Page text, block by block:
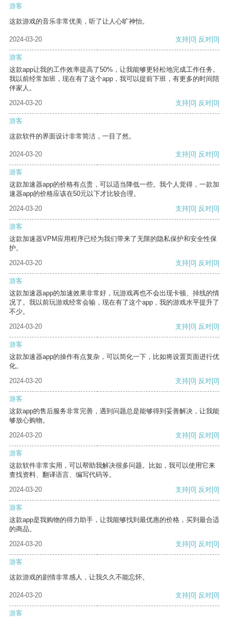
游客
这款游戏的音乐非常优美，听了让人心旷神怡。
2024-03-20 支持[0] 反对[0]
游客
这款app让我的工作效率提高了50%，让我能够更轻松地完成工作任务。
我以前经常加班，现在有了这个app，我可以提前下班，有更多的时间陪
伴家人。
2024-03-20
支持[0] 反对[0]
游客
这款软件的界面设计非常简洁，一目了然。
2024-03-20 支持[0] 反对[0]
游客
这款加速器app的价格有点贵，可以适当降低一些。我个人觉得，一款加
速器app的价格应该在50元以下才比较合理。
2024-03-20
支持[0] 反对[0]
游客
这款加速器VPM应用程序已经为我们带来了无限的隐私保护和安全性保
护。
2024-03-20
支持[0] 反对[0]
游客
这款加速器app的加速效果非常好，玩游戏再也不会出现卡顿、掉线的情
况了。我以前玩游戏经常会输，现在有了这个app，我的游戏水平提升了
不少。
2024-03-20
支持[0] 反对[0]
游客
这款加速器app的操作有点复杂，可以简化一下，比如将设置页面进行优
化。
2024-03-20
支持[0] 反对[0]
游客
这款app的售后服务非常完善，遇到问题总是能够得到妥善解决，让我能
够放心购物。
2024-03-20
支持[0] 反对[0]
游客
这款软件非常实用，可以帮助我解决很多问题。比如，我可以使用它来
查找资料、翻译语言、编写代码等。
2024-03-20
支持[0] 反对[0]
游客
这款app是我购物的得力助手，让我能够找到最优惠的价格，买到最合适
的商品。
2024-03-20
支持[0] 反对[0]
游客
这款游戏的剧情非常感人，让我久久不能忘怀。
2024-03-20 支持[0] 反对[0]
游客